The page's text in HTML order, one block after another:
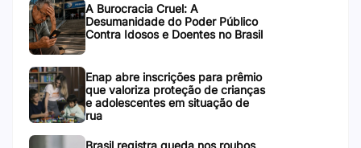
A Burocracia Cruel: A
Desumanidade do Poder Público
Contra Idosos e Doentes no Brasil
Enap abre inscrições para prêmio
que valoriza proteção de crianças
e adolescentes em situação de
rua
Brasil registra queda nos roubos